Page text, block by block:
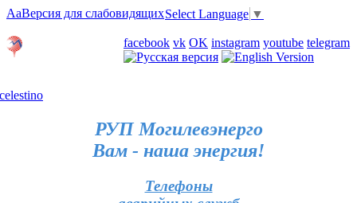
AaВерсия для слабовидящихSelect Language ▼
facebook vk OK instagram youtube telegram
РУП Могилевэнерго
Вам - наша энергия!
Телефоны